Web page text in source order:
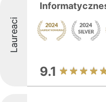
Laureaci
9.1